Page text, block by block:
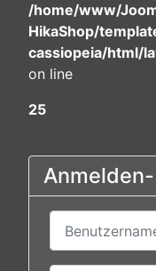
/home/www/
HikaShop/
cassiopeia/html/
on line
25